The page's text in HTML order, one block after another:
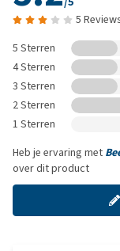
5
5 Sterren
4 Sterren
3 Sterren
2 Sterren
1 Sterren
Heb je ervaring met
over dit product